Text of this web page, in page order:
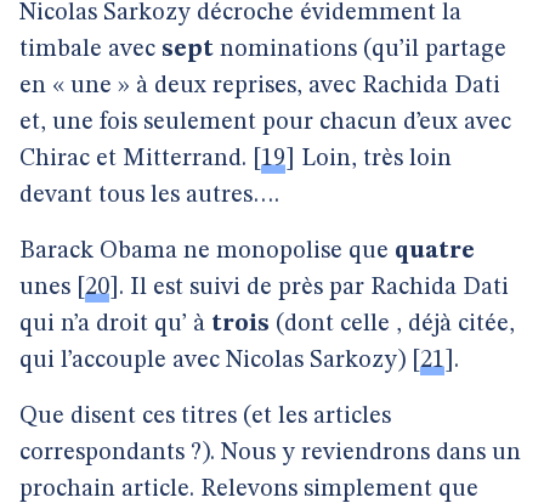
Nicolas Sarkozy décroche évidemment la
timbale avec sept nominations (qu’il partage
en « une » à deux reprises, avec Rachida Dati
et, une fois seulement pour chacun d’eux avec
Chirac et Mitterrand.
19
Loin, très loin
devant tous les autres….
Barack Obama ne monopolise que quatre
unes 20 . Il est suivi de près par Rachida Dati
qui n’a droit qu’ à trois (dont celle , déjà citée,
qui l’accouple avec Nicolas Sarkozy) 21 .
Que disent ces titres (et les articles
correspondants ?). Nous y reviendrons dans un
prochain article. Relevons simplement que